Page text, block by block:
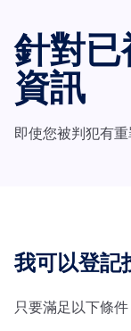
針對
資訊
即使您被判犯有
我可以登記
只要滿足以下條